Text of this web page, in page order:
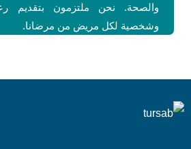
والصحة. نحن ملتزمون بتقديم
وشخصية لكل مريض من مرضانا.